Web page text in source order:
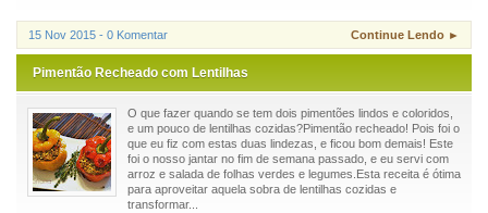
15 Nov 2015 - 0 Komentar Continue Lendo ►
Pimentão Recheado com Lentilhas
O que fazer quando se tem dois pimentões lindos e coloridos,
e um pouco de lentilhas cozidas?Pimentão recheado! Pois foi o
que eu fiz com estas duas lindezas, e ficou bom demais! Este
foi o nosso jantar no fim de semana passado, e eu servi com
arroz e salada de folhas verdes e legumes.Esta receita é ótima
para aproveitar aquela sobra de lentilhas cozidas e
transformar...